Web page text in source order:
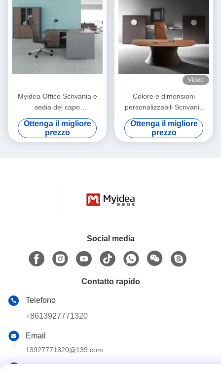
Myidea Office Scrivania e
sedia del capo
Combinazione semplice
Presidente moderno
Manager Single Office Desk
Ottenga il migliore
prezzo
Video
Colore e dimensioni
personalizzabili Scrivania
dirigente Presidente Tavolo
Commerciale Arredamento
per ufficio Supporto
Ottenga il migliore
prezzo
Social media
Contatto rapido
Telefono
+8613927771320
Email
13927771320@139.com